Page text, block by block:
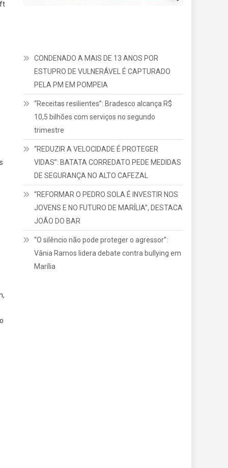
CONDENADO A MAIS DE 13 ANOS POR
ESTUPRO DE VULNERÁVEL É CAPTURADO
PELA PM EM POMPEIA
“Receitas resilientes”: Bradesco alcança R$
10,5 bilhões com serviços no segundo
trimestre
“REDUZIR A VELOCIDADE É PROTEGER
VIDAS”: BATATA CORREDATO PEDE MEDIDAS
DE SEGURANÇA NO ALTO CAFEZAL
“REFORMAR O PEDRO SOLA É INVESTIR NOS
JOVENS E NO FUTURO DE MARÍLIA”, DESTACA
JOÃO DO BAR
“O silêncio não pode proteger o agressor”:
Vânia Ramos lidera debate contra bullying em
Marília